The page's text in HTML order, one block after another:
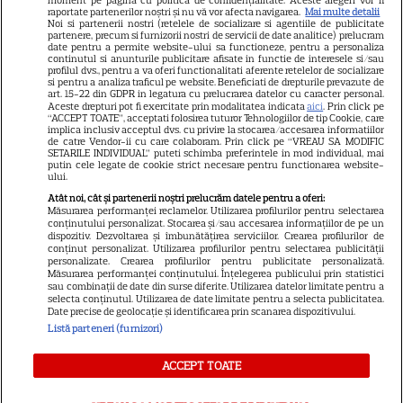
Avantaje
Elle
Unica
Retete practice
URMĂREȘTE-NE PE
Copyright2026 Ringier Romania – Toate Drepturile rezervate
Jocurile de noroc sunt interzise minorilor.
raportate partenerilor noștri și nu vă vor afecta navigarea. Mai multe detalii
Noi si partenerii nostri (retelele de socializare si agentiile de publicitate
partenere, precum si furnizorii nostri de servicii de date analitice) prelucram
date pentru a permite website-ului sa functioneze, pentru a personaliza
continutul si anunturile publicitare afisate in functie de interesele si/sau
profilul dvs., pentru a va oferi functionalitati aferente retelelor de socializare
si pentru a analiza traficul pe website. Beneficiati de drepturile prevazute de
art. 15-22 din GDPR in legatura cu prelucrarea datelor cu caracter personal.
Aceste drepturi pot fi exercitate prin modalitatea indicataaici. Prin click pe
“ACCEPT TOATE”, acceptati folosirea tuturor Tehnologiilor de tip Cookie, care
implica inclusiv acceptul dvs. cu privire la stocarea/accesarea informatiilor
de catre Vendor-ii cu care colaboram. Prin click pe “VREAU SA MODIFIC
SETARILE INDIVIDUAL” puteti schimba preferintele in mod individual, mai
putin cele legate de cookie strict necesare pentru functionarea website-
ului.
Atât noi, cât și partenerii noștri prelucrăm datele pentru a oferi:
Măsurarea performanței reclamelor. Utilizarea profilurilor pentru selectarea
conținutului personalizat. Stocarea și/sau accesarea informațiilor de pe un
dispozitiv. Dezvoltarea și îmbunătățirea serviciilor. Crearea profilurilor de
conținut personalizat. Utilizarea profilurilor pentru selectarea publicității
personalizate. Crearea profilurilor pentru publicitate personalizată.
Măsurarea performanței conținutului. Înțelegerea publicului prin statistici
sau combinații de date din surse diferite. Utilizarea datelor limitate pentru a
selecta conținutul. Utilizarea de date limitate pentru a selecta publicitatea.
Date precise de geolocație și identificarea prin scanarea dispozitivului.
Listă parteneri (furnizori)
ACCEPT TOATE